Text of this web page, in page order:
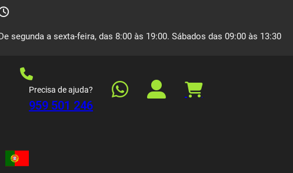
segunda a sexta-feira, das 8:00 às 19:00. Sábados das 09:00 às 13:30
Precisa de ajuda?
959 501 246